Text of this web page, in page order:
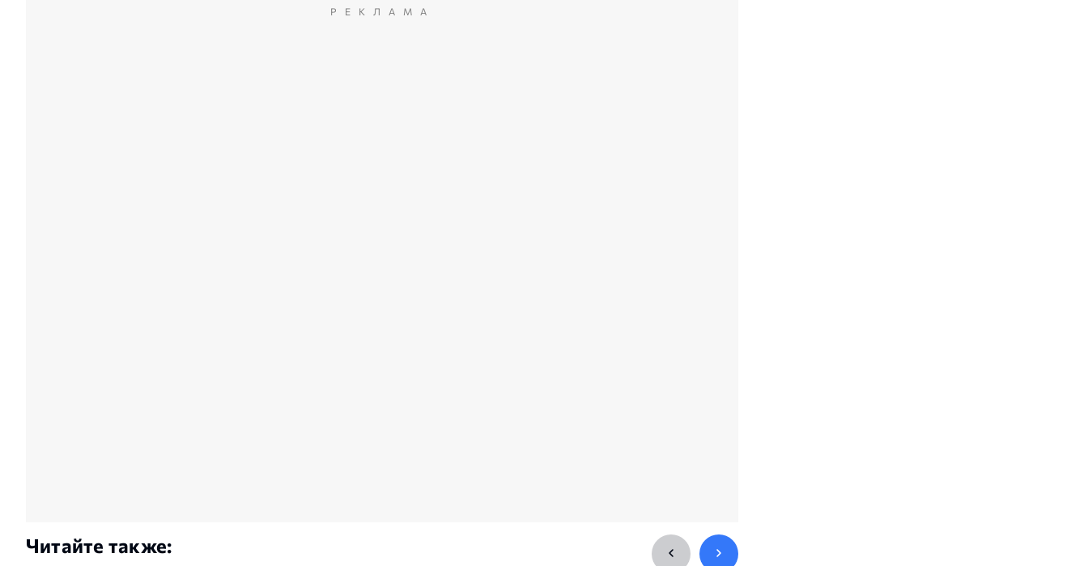
РЕКЛАМА
Читайте также: